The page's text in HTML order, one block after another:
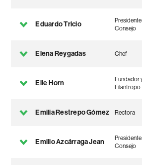
Eduardo Tricio
Presidente
Consejo
Elena Reygadas Chef
Elie Horn
Fundador
Filantropo
Emilia Restrepo Gómez Rectora
Emilio Azcárraga Jean
Presidente
Consejo